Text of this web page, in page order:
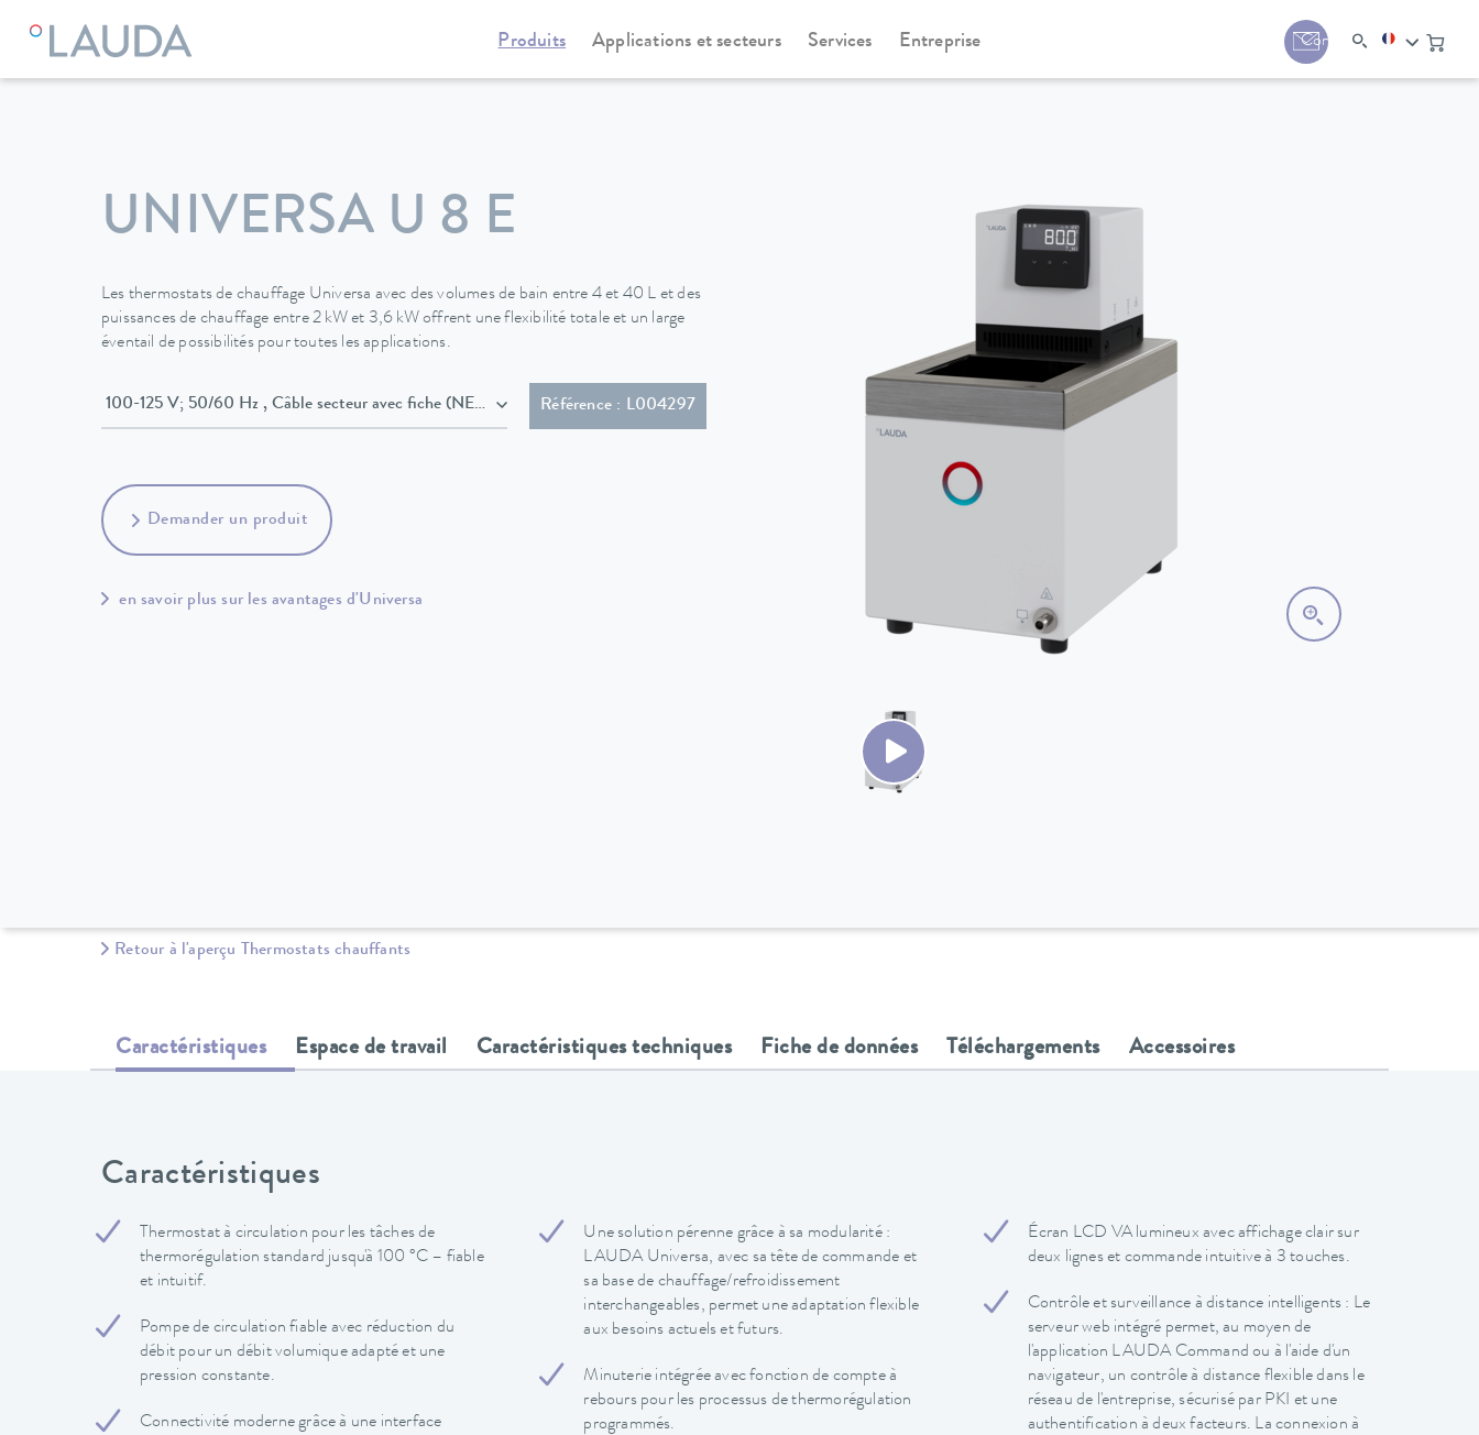
Produits Applications et secteurs Services Entreprise Contact
LAUDA Appareils de thermorégulation Thermostats chauffants Universa
UNIVERSA U 8 E
Les thermostats de chauffage Universa avec des volumes de bain entre 4 et 40 L et des
puissances de chauffage entre 2 kW et 3,6 kW offrent une flexibilité totale et un large
éventail de possibilités pour toutes les applications.
100-125 V; 50/60 Hz , Câble secteur avec fiche (NEMA 5-15P)Référence : L004297
Demander un produit
en savoir plus sur les avantages d'Universa
Retour à l'aperçu Thermostats chauffants
Caractéristiques Espace de travail Caractéristiques techniques Fiche de données Téléchargements Accessoires
Caractéristiques
Thermostat à circulation pour les tâches de
thermorégulation standard jusqu'à 100 °C – fiable
et intuitif.
Pompe de circulation fiable avec réduction du
débit pour un débit volumique adapté et une
pression constante.
Connectivité moderne grâce à une interface
Une solution pérenne grâce à sa modularité :
LAUDA Universa, avec sa tête de commande et
sa base de chauffage/refroidissement
interchangeables, permet une adaptation flexible
aux besoins actuels et futurs.
Minuterie intégrée avec fonction de compte à
rebours pour les processus de thermorégulation
programmés.
Écran LCD VA lumineux avec affichage clair sur
deux lignes et commande intuitive à 3 touches.
Contrôle et surveillance à distance intelligents : Le
serveur web intégré permet, au moyen de
l'application LAUDA Command ou à l'aide d'un
navigateur, un contrôle à distance flexible dans le
réseau de l'entreprise, sécurisé par PKI et une
authentification à deux facteurs. La connexion à